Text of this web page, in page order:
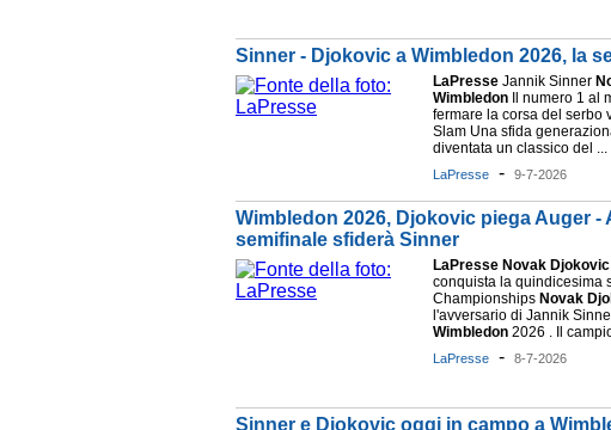
Sinner - Djokovic a Wimbledon 2026, la
LaPresse Jannik Sinner
Wimbledon Il numero 1 al
fermare la corsa del serbo
Slam Una sfida
diventata un classico del ...
LaPresse - 9-7-2026
Wimbledon 2026, Djokovic piega Auger
semifinale sfiderà Sinner
LaPresse Novak Djokovic
conquista la quindicesima
Championships Novak
l'avversario di Jannik
Wimbledon 2026 . Il
LaPresse - 8-7-2026
Sinner e Djokovic oggi in campo a